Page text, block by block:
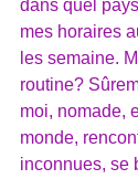
dans quel
mes horaires
les semaine.
routine?
moi, nomade,
monde,
inconnues, se